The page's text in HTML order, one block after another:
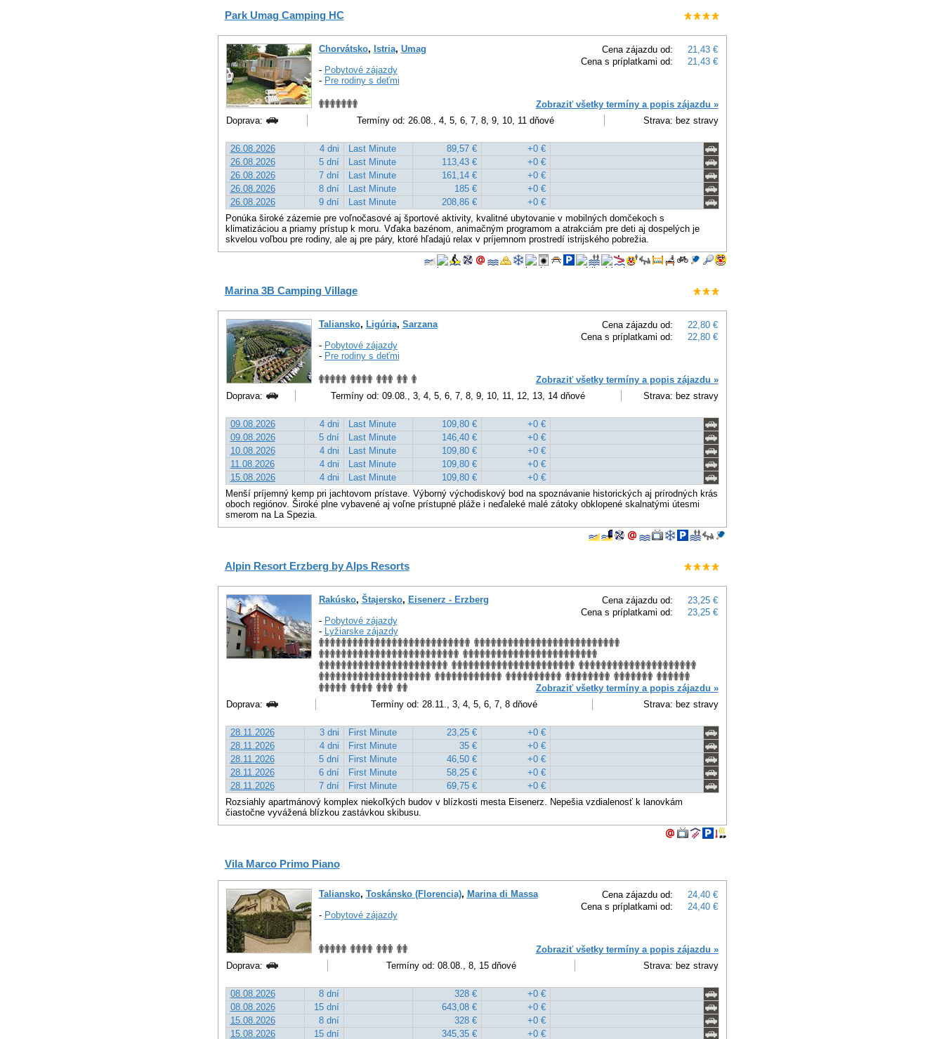
Park Umag Camping HC
Cena zájazdu od:
21,43 €
Cena s príplatkami od:
21,43 €
Chorvátsko, Istria, Umag
- Pobytové zájazdy
- Pre rodiny s deťmi
Zobraziť všetky termíny a popis zájazdu »
Doprava:
Termíny od: 26.08., 4, 5, 6, 7, 8, 9, 10, 11 dňové Strava: bez stravy
26.08.2026 4 dni Last Minute 89,57 €
+0 €
26.08.2026
5 dní Last Minute 113,43 €
+0 €
26.08.2026
7 dní Last Minute 161,14 €
+0 €
26.08.2026
8 dní Last Minute 185 €
+0 €
26.08.2026
9 dní Last Minute 208,86 €
+0 €
Ponúka široké zázemie pre voľnočasové aj športové aktivity, kvalitné ubytovanie v mobilných domčekoch s
klimatizáciou a priamy prístup k moru. Vďaka bazénom, animačným programom a atrakciám pre deti aj dospelých je
skvelou voľbou pre rodiny, ale aj pre páry, ktoré hľadajú relax v príjemnom prostredí istrijského pobrežia.
Marina 3B Camping Village
Cena zájazdu od:
22,80 €
Cena s príplatkami od:
22,80 €
Taliansko, Ligúria, Sarzana
- Pobytové zájazdy
- Pre rodiny s deťmi
Zobraziť všetky termíny a popis zájazdu »
Doprava:
Termíny od: 09.08., 3, 4, 5, 6, 7, 8, 9, 10, 11, 12, 13, 14 dňové Strava: bez stravy
09.08.2026 4 dni Last Minute 109,80 €
+0 €
09.08.2026
5 dní Last Minute 146,40 €
+0 €
10.08.2026
4 dni Last Minute 109,80 €
+0 €
11.08.2026
4 dni Last Minute 109,80 €
+0 €
15.08.2026
4 dni Last Minute 109,80 €
+0 €
Menší príjemný kemp pri jachtovom prístave. Výborný východiskový bod na spoznávanie historických aj prírodných krás
oboch regiónov. Široké plne vybavené aj voľne prístupné pláže i neďaleké malé zátoky obklopené skalnatými útesmi
smerom na La Spezia.
Alpin Resort Erzberg by Alps Resorts
Cena zájazdu od:
23,25 €
Cena s príplatkami od:
23,25 €
Rakúsko, Štajersko, Eisenerz - Erzberg
- Pobytové zájazdy
- Lyžiarske zájazdy
Zobraziť všetky termíny a popis zájazdu »
Doprava:
Termíny od: 28.11., 3, 4, 5, 6, 7, 8 dňové Strava: bez stravy
28.11.2026 3 dni First Minute 23,25 €
+0 €
28.11.2026
4 dni First Minute 35 €
+0 €
28.11.2026
5 dní First Minute 46,50 €
+0 €
28.11.2026
6 dní First Minute 58,25 €
+0 €
28.11.2026
7 dní First Minute 69,75 €
+0 €
Rozsiahly apartmánový komplex niekoľkých budov v blízkosti mesta Eisenerz. Nepešia vzdialenosť k lanovkám
čiastočne vyvážená blízkou zastávkou skibusu.
Vila Marco Primo Piano
Cena zájazdu od:
24,40 €
Cena s príplatkami od:
24,40 €
Taliansko, Toskánsko (Florencia), Marina di Massa
- Pobytové zájazdy
Zobraziť všetky termíny a popis zájazdu »
Doprava:
Termíny od: 08.08., 8, 15 dňové Strava: bez stravy
08.08.2026 8 dní 328 €
+0 €
08.08.2026
15 dní 643,08 €
+0 €
15.08.2026
8 dní 328 €
+0 €
15.08.2026
15 dní 345,35 € +0 €